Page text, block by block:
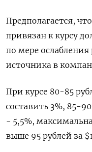
Предполагается,
привязан к курсу
по мере ослабления
источника в
При курсе 80-85
составить 3%, 85-
- 5,5%,
выше 95 рублей за